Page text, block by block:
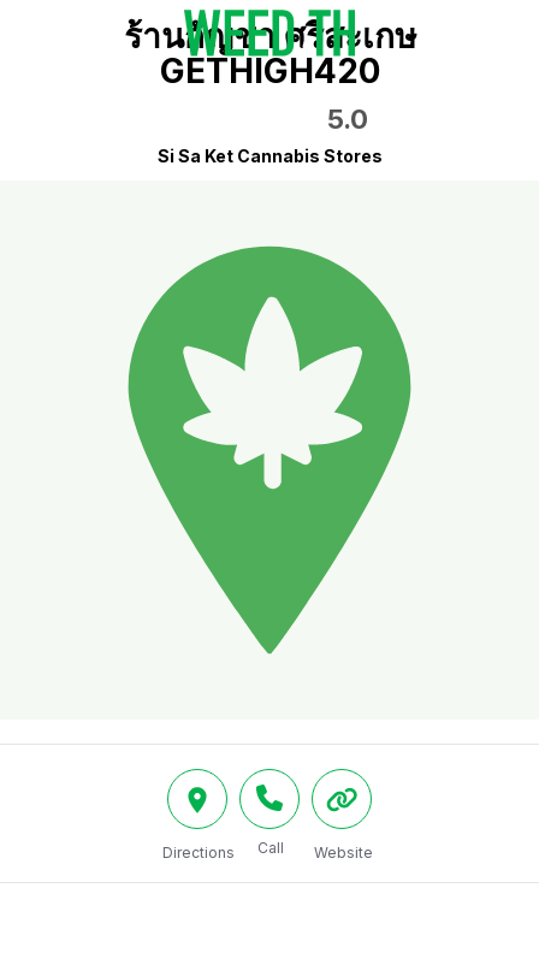
ร้านกัญชา ศรีสะเกษ
GETHIGH420
5.0
Si Sa Ket Cannabis Stores
Directions Call Website